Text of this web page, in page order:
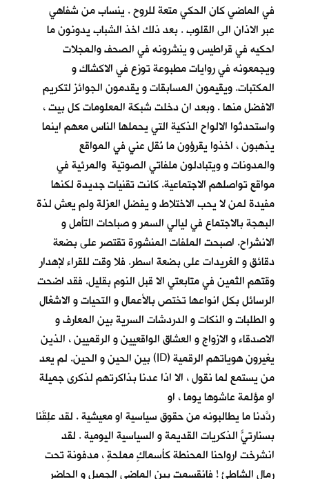
في الماضي كان الحكي متعة للروح . ينساب من شفاهي
عبر الاذان الى القلوب . بعد ذلك اخذ الشباب يدونون ما
احكيه في قراطيس و ينشرونه في الصحف والمجلات
ويجمعونه في روايات مطبوعة توزع في الاكشاك و
المكتبات. ويقيمون المسابقات و يقدمون الجوائز لتكريم
الافضل منها . وبعد ان دخلت شبكة المعلومات كل بيت ،
واستحدثوا الالواح الذكية التي يحملها الناس معهم اينما
يذهبون ، اخذوا يقرؤون ما نُقل عني في المواقع
والمدونات و ويتبادلون ملفاتي الصوتية والمرئية في
مواقع تواصلهم الاجتماعية. كانت تقنيات جديدة لكنها
مفيدة لمن لا يحب الاختلاط و يفضل العزلة ولم يعش لذة
البهجة بالاجتماع في ليالي السمر و صباحات التأمل و
الانشراح. اصبحت الملفات المنشورة تقتصر على بضعة
دقائق و الغريدات على بضعة اسطر. فلا وقت للقراء لإهدار
وقتهم الثمين في متابعتي الا قبل النوم بقليل. فقد اضحت
الرسائل بكل انواعها تختص بالأعمال و التحيات و الاشغال
و الطلبات و النكات و الدردشات السرية بين المعارف و
الاصدقاء و الازواج و العشاق الواقعيين و الرقميين ، الذين
يغيرون هوياتهم الرقمية (ID) بين الحين و الحين. لم يعد
من يستمع لما نقول ، الا اذا عدنا بذاكرتهم لذكرى جميلة
او مؤلمة عاشوها يوما ، او
ردّدنا ما يطالبونه من حقوق سياسية او معيشية . لقد عَلِقَنا
بسنارتيًّ الذكريات القديمة و السياسية اليومية . لقد
انشرخت ارواحنا المحنطة كأسماكٍ مملحةٍ ، مدفونة تحت
رمال الشاطئ ! فانقسمت بين الماضي الجميل و الحاضر